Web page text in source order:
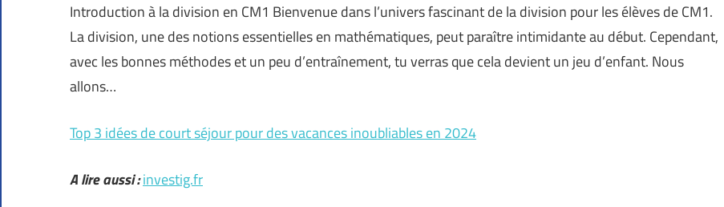
Introduction à la division en CM1 Bienvenue dans l’univers fascinant de la division pour les élèves de CM1.
La division, une des notions essentielles en mathématiques, peut paraître intimidante au début. Cependant,
avec les bonnes méthodes et un peu d’entraînement, tu verras que cela devient un jeu d’enfant. Nous
allons…
Top 3 idées de court séjour pour des vacances inoubliables en 2024
A lire aussi :investig.fr